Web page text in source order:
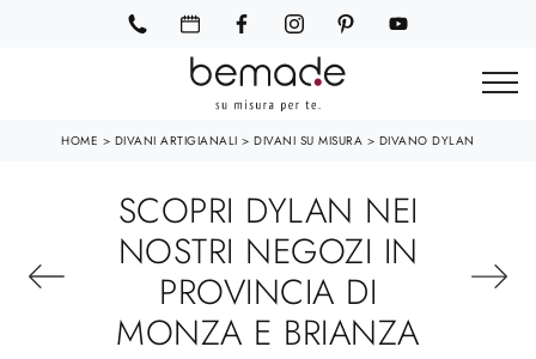
HOME > DIVANI ARTIGIANALI >DIVANI SU MISURA > DIVANO DYLAN
SCOPRI DYLAN NEI
NOSTRI NEGOZI IN
PROVINCIA DI
MONZA E BRIANZA